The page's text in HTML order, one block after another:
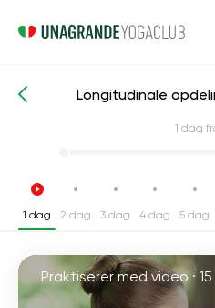
Intensive yogakurser
Longitudinale
1 dag
1 dag 2 dag 3 dag 4 dag 5 dag
Praktiserer med video ·